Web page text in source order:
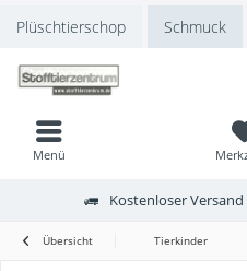
Plüschtierschop Schmuck
Menü
Kostenloser
Übersicht Tierkinder